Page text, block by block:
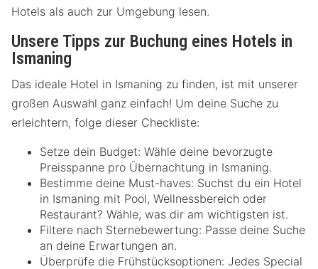
Hotels als auch zur Umgebung lesen.
Unsere Tipps zur Buchung eines Hotels in
Ismaning
Das ideale Hotel in Ismaning zu finden, ist mit unserer
großen Auswahl ganz einfach! Um deine Suche zu
erleichtern, folge dieser Checkliste:
Setze dein Budget: Wähle deine bevorzugte
Preisspanne pro Übernachtung in Ismaning.
Bestimme deine Must-haves: Suchst du ein Hotel
in Ismaning mit Pool, Wellnessbereich oder
Restaurant? Wähle, was dir am wichtigsten ist.
Filtere nach Sternebewertung: Passe deine Suche
an deine Erwartungen an.
Überprüfe die Frühstücksoptionen: Jedes Special